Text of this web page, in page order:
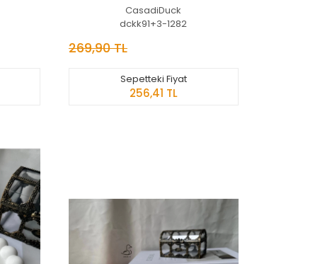
CasadiDuck
dckk91+3-1282
269,90 TL
Sepetteki Fiyat
256,41 TL